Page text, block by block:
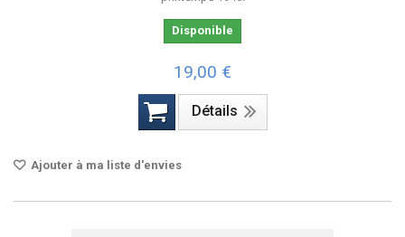
Disponible
19,00 €
Détails
Ajouter à ma liste d'envies